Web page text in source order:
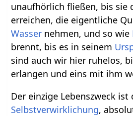
unaufhörlich fließen, bis sie
erreichen, die eigentliche
Wasser nehmen, und so wie
brennt, bis es in seinem
sind auch wir hier ruhelos,
erlangen und eins mit ihm
Der einzige Lebenszweck ist
Selbstverwirklichung,